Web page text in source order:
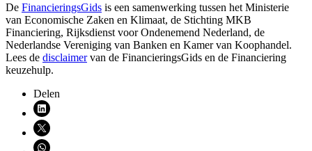
De FinancieringsGids is een samenwerking tussen het Ministerie
van Economische Zaken en Klimaat, de Stichting MKB
Financiering, Rijksdienst voor Ondenemend Nederland, de
Nederlandse Vereniging van Banken en Kamer van Koophandel.
Lees de disclaimervan de FinancieringsGids en de Financiering
keuzehulp.
Delen
Deel via LinkedIn (opent nieuw venster)
Deel via X (opent nieuw venster)
Deel via WhatsApp (opent WhatsApp)